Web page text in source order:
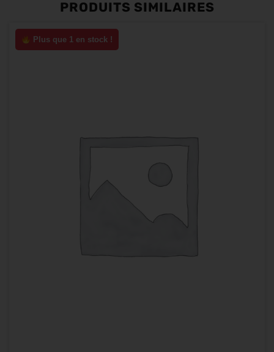
PRODUITS SIMILAIRES
Plus que 1 en stock !